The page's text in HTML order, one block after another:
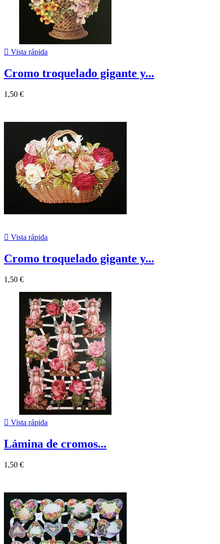
 Vista rápida
Cromo troquelado gigante y...
1,50 €
 Vista rápida
Cromo troquelado gigante y...
1,50 €
 Vista rápida
Lámina de cromos...
1,50 €